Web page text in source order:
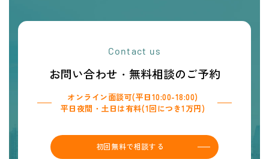
Contact us
お問い合わせ・無料相談のご予約
オンライン面談可(平日10:00-18:00)
平日夜間・土日は有料(1回につき1万円)
初回無料で相談する